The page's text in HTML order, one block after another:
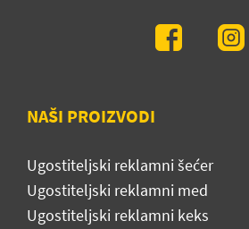
NAŠI PROIZVODI
Ugostiteljski reklamni šećer
Ugostiteljski reklamni med
Ugostiteljski reklamni keks